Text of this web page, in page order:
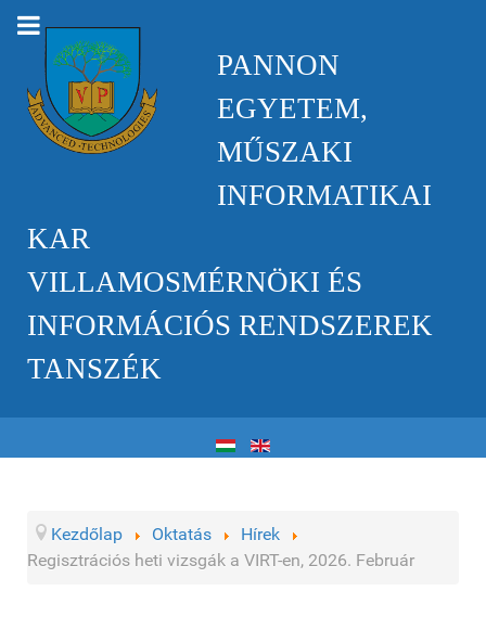
PANNON
EGYETEM,
MŰSZAKI
INFORMATIKAI
KAR
VILLAMOSMÉRNÖKI ÉS
INFORMÁCIÓS RENDSZEREK
TANSZÉK
Kezdőlap Oktatás
Hírek
Regisztrációs heti vizsgák a VIRT-en, 2026. Február